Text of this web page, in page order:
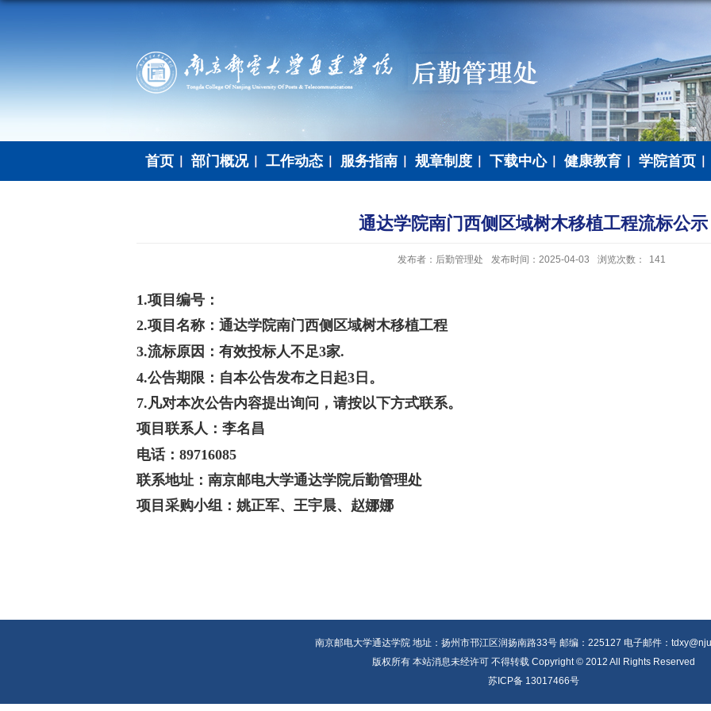
首页 部门概况 工作动态 服务指南 规章制度 下载中心 健康教育 学院首页
通达学院南门西侧区域树木移植工程流标公示
发布者：后勤管理处 发布时间：2025-04-03 浏览次数： 141
1.项目编号 ：
2.项目名称： 通达学院南门西侧区域树木移植工程
3.流标原因： 有效投标人不足3家.
4.公告期限： 自本公告发布之日起3日。
7.凡对本次公告内容提出询问，请按以下方式联系。
项目联系人：李名昌
电话： 89716085
联系地址：南京邮电大学通达学院后勤管理处
项目采购小组：姚正军、王宇晨、赵娜娜
南京邮电大学通达学院 地址：扬州市邗江区润扬南路33号 邮编：225127 电子邮件：
版权所有 本站消息未经许可 不得转载 Copyright © 2012 All Rights Reserved
苏ICP备 13017466号